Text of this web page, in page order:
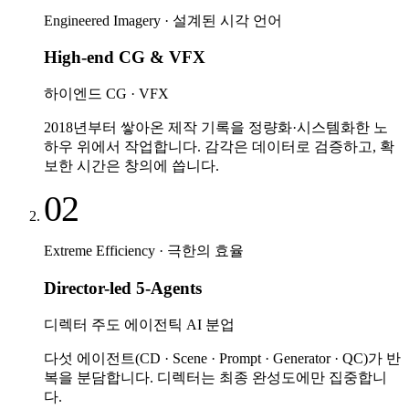
Engineered Imagery · 설계된 시각 언어
High-end CG & VFX
하이엔드 CG · VFX
2018년부터 쌓아온 제작 기록을 정량화·시스템화한 노
하우 위에서 작업합니다. 감각은 데이터로 검증하고, 확
보한 시간은 창의에 씁니다.
02
Extreme Efficiency · 극한의 효율
Director-led 5-Agents
디렉터 주도 에이전틱 AI 분업
다섯 에이전트(CD · Scene · Prompt · Generator · QC)가 반
복을 분담합니다. 디렉터는 최종 완성도에만 집중합니
다.